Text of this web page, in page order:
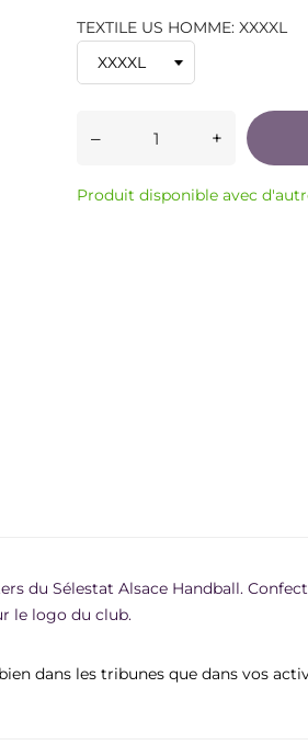
TEXTILE US HOMME: XXXXL
– +
Produit disponible avec
du Sélestat Alsace Handball.
le logo du club.
dans les tribunes que dans vos